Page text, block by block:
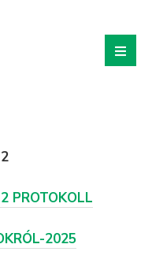
PROTOKOLL
2025